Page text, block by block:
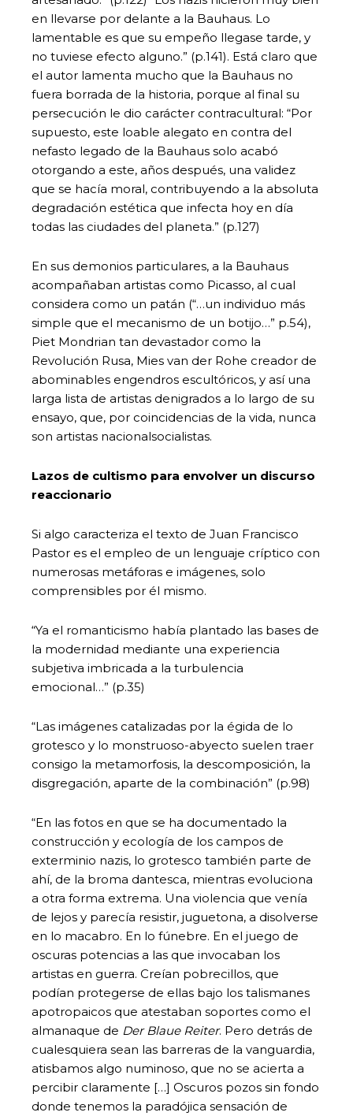
en llevarse por delante a la Bauhaus. Lo
lamentable es que su empeño llegase tarde, y
no tuviese efecto alguno.” (p.141). Está claro que
el autor lamenta mucho que la Bauhaus no
fuera borrada de la historia, porque al final su
persecución le dio carácter contracultural: “Por
supuesto, este loable alegato en contra del
nefasto legado de la Bauhaus solo acabó
otorgando a este, años después, una validez
que se hacía moral, contribuyendo a la absoluta
degradación estética que infecta hoy en día
todas las ciudades del planeta.” (p.127)
En sus demonios particulares, a la Bauhaus
acompañaban artistas como Picasso, al cual
considera como un patán (“…un individuo más
simple que el mecanismo de un botijo…” p.54),
Piet Mondrian tan devastador como la
Revolución Rusa, Mies van der Rohe creador de
abominables engendros escultóricos, y así una
larga lista de artistas denigrados a lo largo de su
ensayo, que, por coincidencias de la vida, nunca
son artistas nacionalsocialistas.
Lazos de cultismo para envolver un discurso
reaccionario
Si algo caracteriza el texto de Juan Francisco
Pastor es el empleo de un lenguaje críptico con
numerosas metáforas e imágenes, solo
comprensibles por él mismo.
“Ya el romanticismo había plantado las bases de
la modernidad mediante una experiencia
subjetiva imbricada a la turbulencia
emocional…” (p.35)
“Las imágenes catalizadas por la égida de lo
grotesco y lo monstruoso-abyecto suelen traer
consigo la metamorfosis, la descomposición, la
disgregación, aparte de la combinación” (p.98)
“En las fotos en que se ha documentado la
construcción y ecología de los campos de
exterminio nazis, lo grotesco también parte de
ahí, de la broma dantesca, mientras evoluciona
a otra forma extrema. Una violencia que venía
de lejos y parecía resistir, juguetona, a disolverse
en lo macabro. En lo fúnebre. En el juego de
oscuras potencias a las que invocaban los
artistas en guerra. Creían pobrecillos, que
podían protegerse de ellas bajo los talismanes
apotropaicos que atestaban soportes como el
almanaque de Der Blaue Reiter. Pero detrás de
cualesquiera sean las barreras de la vanguardia,
atisbamos algo numinoso, que no se acierta a
percibir claramente […] Oscuros pozos sin fondo
donde tenemos la paradójica sensación de